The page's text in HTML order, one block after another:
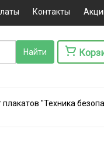
Контакты
"Техника